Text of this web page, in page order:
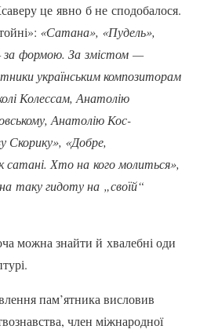
це явно б не сподобалося.
«Сатана», «Пудель»,
формою. За змістом —
українським композиторам
Колессам, Анатолію
Анатолію Кос-
Скорику», «Добре,
Хто на кого молиться»,
таку гидоту на „своїй“
можна знайти й хвалебні оди
пам’ятника висловив
член міжнародної